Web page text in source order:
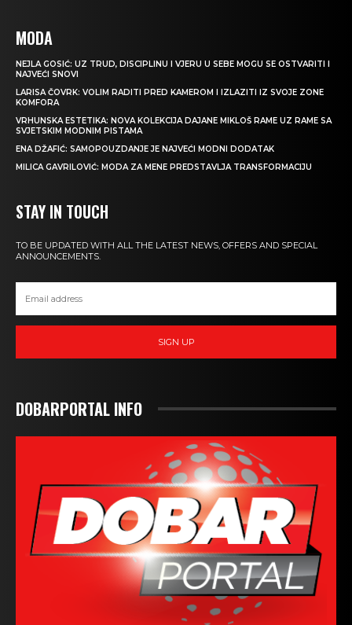
MODA
NEJLA GOSIĆ: UZ TRUD, DISCIPLINU I VJERU U SEBE MOGU SE OSTVARITI I
NAJVEĆI SNOVI
LARISA ČOVRK: VOLIM RADITI PRED KAMEROM I IZLAZITI IZ SVOJE ZONE
KOMFORA
VRHUNSKA ESTETIKA: NOVA KOLEKCIJA DAJANE MIKLOŠ RAME UZ RAME SA
SVJETSKIM MODNIM PISTAMA
ENA DŽAFIĆ: SAMOPOUZDANJE JE NAJVEĆI MODNI DODATAK
MILICA GAVRILOVIĆ: MODA ZA MENE PREDSTAVLJA TRANSFORMACIJU
STAY IN TOUCH
TO BE UPDATED WITH ALL THE LATEST NEWS, OFFERS AND SPECIAL
ANNOUNCEMENTS.
SIGN UP
DOBARPORTAL INFO